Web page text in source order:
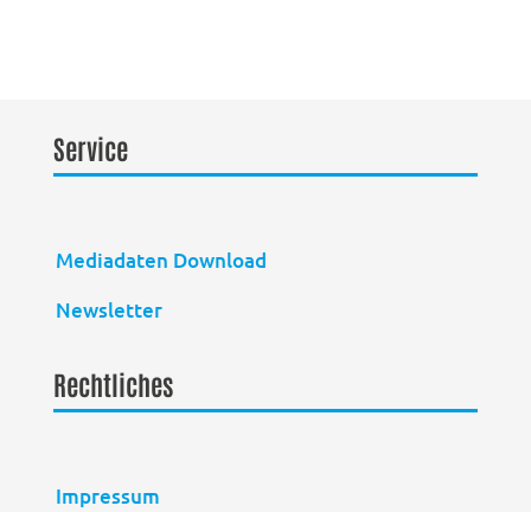
Service
Mediadaten Download
Newsletter
Rechtliches
Impressum